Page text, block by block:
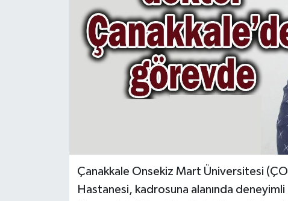
Çanakkale Onsekiz Mart Üniversitesi
Hastanesi, kadrosuna alanında